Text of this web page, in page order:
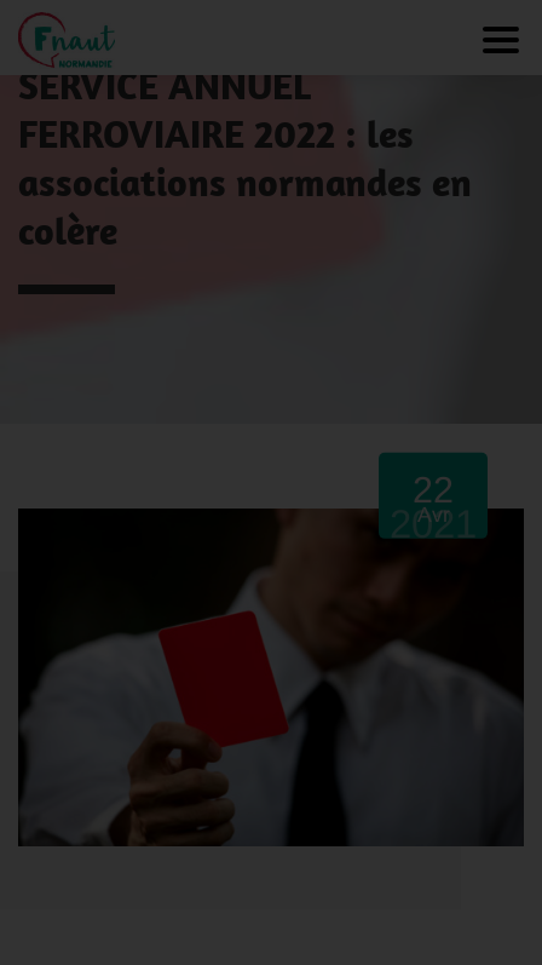
Panneau de gestion des cookies
NOS ACTUALITÉS
SERVICE ANNUEL
FERROVIAIRE 2022 : les
associations normandes en
colère
22
Avr
2021